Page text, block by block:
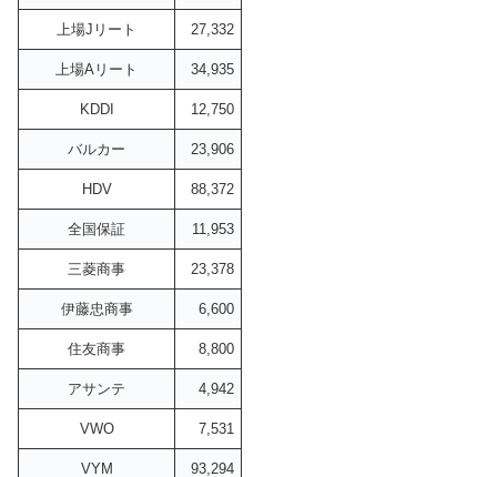
上場Jリート 27,332
上場Aリート 34,935
KDDI 12,750
バルカー 23,906
HDV 88,372
全国保証 11,953
三菱商事 23,378
伊藤忠商事 6,600
住友商事 8,800
アサンテ 4,942
VWO 7,531
VYM 93,294